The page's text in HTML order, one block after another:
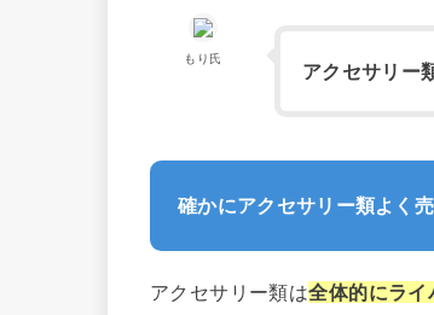
もり氏
アクセサリー
確かにアクセサリー類よく
アクセサリー類は全体的にライ